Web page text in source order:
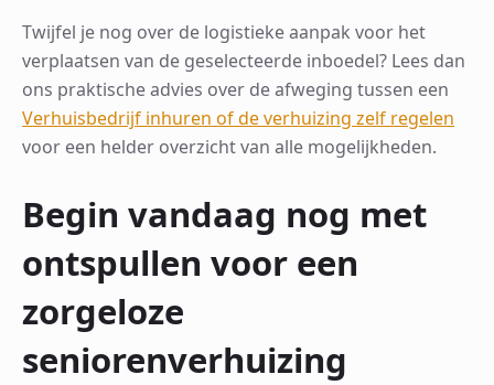
Twijfel je nog over de logistieke aanpak voor het
verplaatsen van de geselecteerde inboedel? Lees dan
ons praktische advies over de afweging tussen een
Verhuisbedrijf inhuren of de verhuizing zelf regelen
voor een helder overzicht van alle mogelijkheden.
Begin vandaag nog met
ontspullen voor een
zorgeloze
seniorenverhuizing